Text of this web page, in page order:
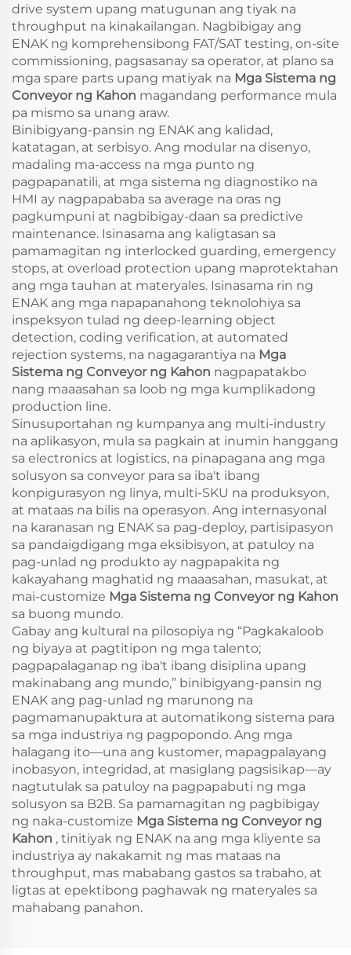
drive system upang matugunan ang tiyak na
throughput na kinakailangan. Nagbibigay ang
ENAK ng komprehensibong FAT/SAT testing, on-site
commissioning, pagsasanay sa operator, at plano sa
mga spare parts upang matiyak na Mga Sistema ng
Conveyor ng Kahon magandang performance mula
pa mismo sa unang araw.
Binibigyang-pansin ng ENAK ang kalidad,
katatagan, at serbisyo. Ang modular na disenyo,
madaling ma-access na mga punto ng
pagpapanatili, at mga sistema ng diagnostiko na
HMI ay nagpapababa sa average na oras ng
pagkumpuni at nagbibigay-daan sa predictive
maintenance. Isinasama ang kaligtasan sa
pamamagitan ng interlocked guarding, emergency
stops, at overload protection upang maprotektahan
ang mga tauhan at materyales. Isinasama rin ng
ENAK ang mga napapanahong teknolohiya sa
inspeksyon tulad ng deep-learning object
detection, coding verification, at automated
rejection systems, na nagagarantiya na Mga
Sistema ng Conveyor ng Kahon nagpapatakbo
nang maaasahan sa loob ng mga kumplikadong
production line.
Sinusuportahan ng kumpanya ang multi-industry
na aplikasyon, mula sa pagkain at inumin hanggang
sa electronics at logistics, na pinapagana ang mga
solusyon sa conveyor para sa iba't ibang
konpigurasyon ng linya, multi-SKU na produksyon,
at mataas na bilis na operasyon. Ang internasyonal
na karanasan ng ENAK sa pag-deploy, partisipasyon
sa pandaigdigang mga eksibisyon, at patuloy na
pag-unlad ng produkto ay nagpapakita ng
kakayahang maghatid ng maaasahan, masukat, at
mai-customize Mga Sistema ng Conveyor ng Kahon
sa buong mundo.
Gabay ang kultural na pilosopiya ng “Pagkakaloob
ng biyaya at pagtitipon ng mga talento;
pagpapalaganap ng iba't ibang disiplina upang
makinabang ang mundo,” binibigyang-pansin ng
ENAK ang pag-unlad ng marunong na
pagmamanupaktura at automatikong sistema para
sa mga industriya ng pagpopondo. Ang mga
halagang ito—una ang kustomer, mapagpalayang
inobasyon, integridad, at masiglang pagsisikap—ay
nagtutulak sa patuloy na pagpapabuti ng mga
solusyon sa B2B. Sa pamamagitan ng pagbibigay
ng naka-customize Mga Sistema ng Conveyor ng
Kahon , tinitiyak ng ENAK na ang mga kliyente sa
industriya ay nakakamit ng mas mataas na
throughput, mas mababang gastos sa trabaho, at
ligtas at epektibong paghawak ng materyales sa
mahabang panahon.